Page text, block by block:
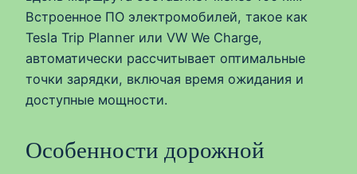
Встроенное ПО электромобилей, такое как
Tesla Trip Planner или VW We Charge,
автоматически рассчитывает оптимальные
точки зарядки, включая время ожидания и
доступные мощности.
Особенности дорожной